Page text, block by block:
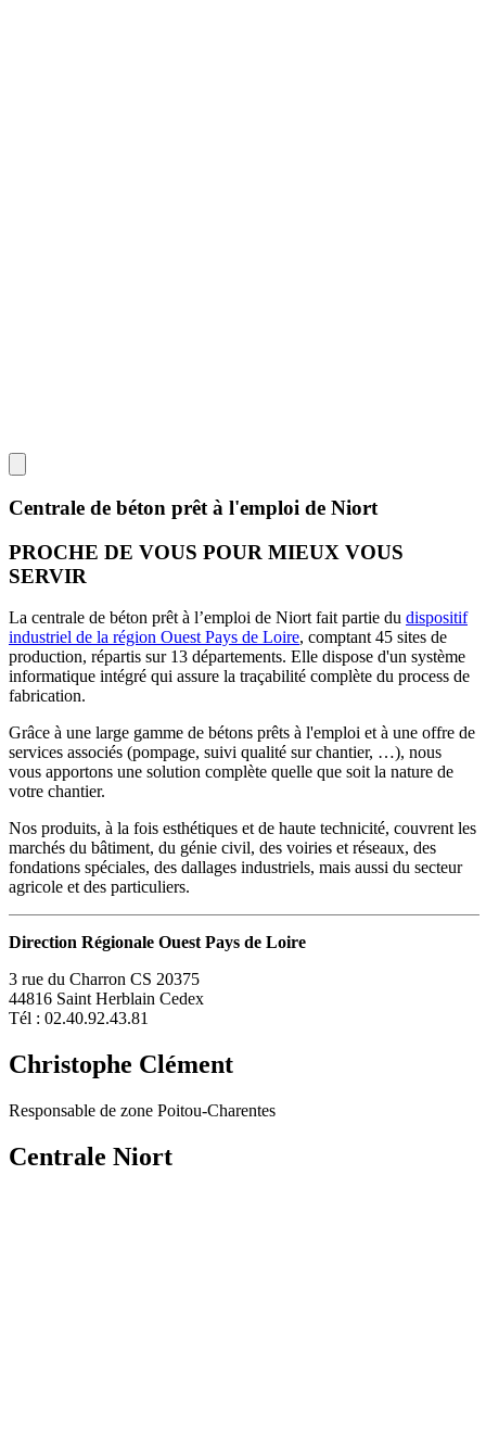
Centrale de béton prêt à l'emploi de Niort
PROCHE DE VOUS POUR MIEUX VOUS
SERVIR
La centrale de béton prêt à l’emploi de Niort fait partie du dispositif
industriel de la région Ouest Pays de Loire, comptant 45 sites de
production, répartis sur 13 départements. Elle dispose d'un système
informatique intégré qui assure la traçabilité complète du process de
fabrication.
Grâce à une large gamme de bétons prêts à l'emploi et à une offre de
services associés (pompage, suivi qualité sur chantier, …), nous
vous apportons une solution complète quelle que soit la nature de
votre chantier.
Nos produits, à la fois esthétiques et de haute technicité, couvrent les
marchés du bâtiment, du génie civil, des voiries et réseaux, des
fondations spéciales, des dallages industriels, mais aussi du secteur
agricole et des particuliers.
Direction Régionale Ouest Pays de Loire
3 rue du Charron CS 20375
44816 Saint Herblain Cedex
Tél : 02.40.92.43.81
Christophe Clément
Responsable de zone Poitou-Charentes
Centrale Niort